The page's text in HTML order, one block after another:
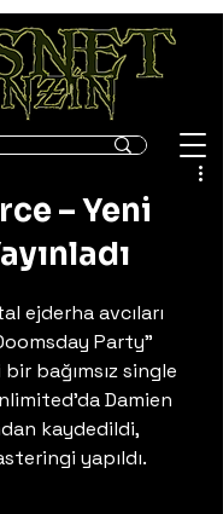
– Yeni
yıldız
ejderha avcıları
Party”
bağımsız single
Damien
kaydedildi,
yapıldı.